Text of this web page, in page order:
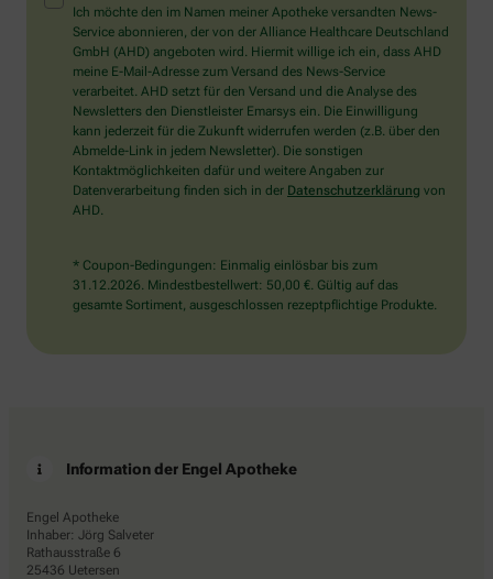
Mensch?
Dann
wählen
Sie
bitte
die
Tasse.
Ich möchte den im Namen meiner Apotheke versandten News-
Service abonnieren, der von der Alliance Healthcare Deutschland
GmbH (AHD) angeboten wird. Hiermit willige ich ein, dass AHD
meine E-Mail-Adresse zum Versand des News-Service
verarbeitet. AHD setzt für den Versand und die Analyse des
Newsletters den Dienstleister Emarsys ein. Die Einwilligung
kann jederzeit für die Zukunft widerrufen werden (z.B. über den
Abmelde-Link in jedem Newsletter). Die sonstigen
Kontaktmöglichkeiten dafür und weitere Angaben zur
Datenverarbeitung finden sich in der Datenschutzerklärung von
AHD.
* Coupon-Bedingungen: Einmalig einlösbar bis zum
31.12.2026. Mindestbestellwert: 50,00 €. Gültig auf das
gesamte Sortiment, ausgeschlossen rezeptpflichtige Produkte.
Information der Engel Apotheke
Engel Apotheke
Inhaber: Jörg Salveter
Rathausstraße 6
25436 Uetersen